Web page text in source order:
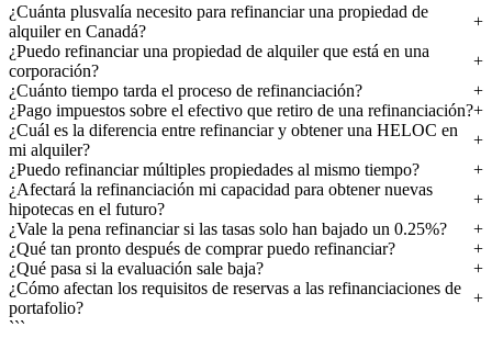
¿Cuánta plusvalía necesito para refinanciar una propiedad de
alquiler en Canadá?
¿Puedo refinanciar una propiedad de alquiler que está en una
corporación?
¿Cuánto tiempo tarda el proceso de refinanciación?
¿Pago impuestos sobre el efectivo que retiro de una refinanciación?
¿Cuál es la diferencia entre refinanciar y obtener una HELOC en
mi alquiler?
¿Puedo refinanciar múltiples propiedades al mismo tiempo?
¿Afectará la refinanciación mi capacidad para obtener nuevas
hipotecas en el futuro?
¿Vale la pena refinanciar si las tasas solo han bajado un 0.25%?
¿Qué tan pronto después de comprar puedo refinanciar?
¿Qué pasa si la evaluación sale baja?
¿Cómo afectan los requisitos de reservas a las refinanciaciones de
portafolio?
```